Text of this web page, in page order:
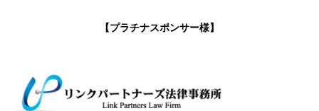
【プラチナスポンサー様】